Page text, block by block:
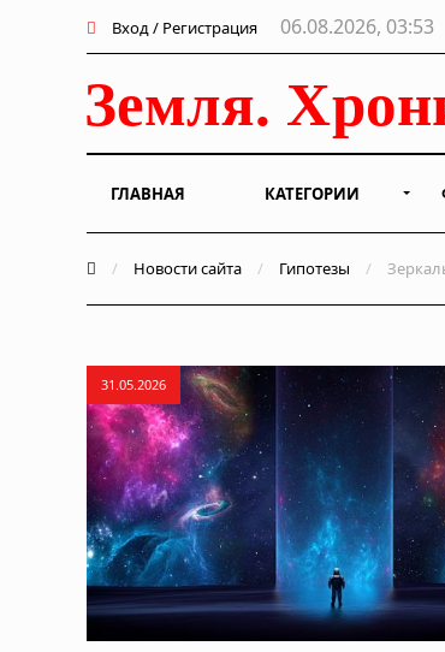
Вход / Регистрация 06.08.2026, 03:53
ГЛАВНАЯ КАТЕГОРИИ
/ Новости сайта / Гипотезы /
31.05.2026